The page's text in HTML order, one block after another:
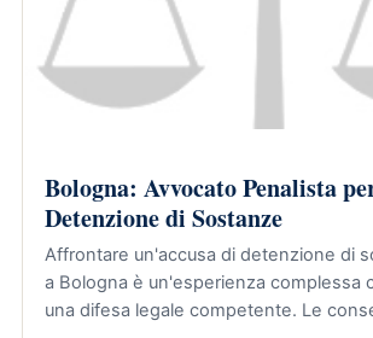
Bologna: Avvocato Penalista
Detenzione di Sostanze
Affrontare un'accusa di detenzione di
a Bologna è un'esperienza complessa
una difesa legale competente. Le